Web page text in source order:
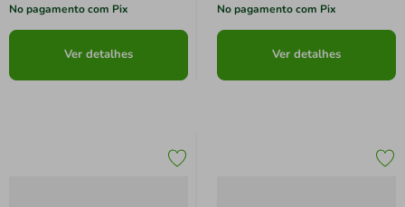
No pagamento com Pix
Ver detalhes
No pagamento com Pix
Ver detalhes